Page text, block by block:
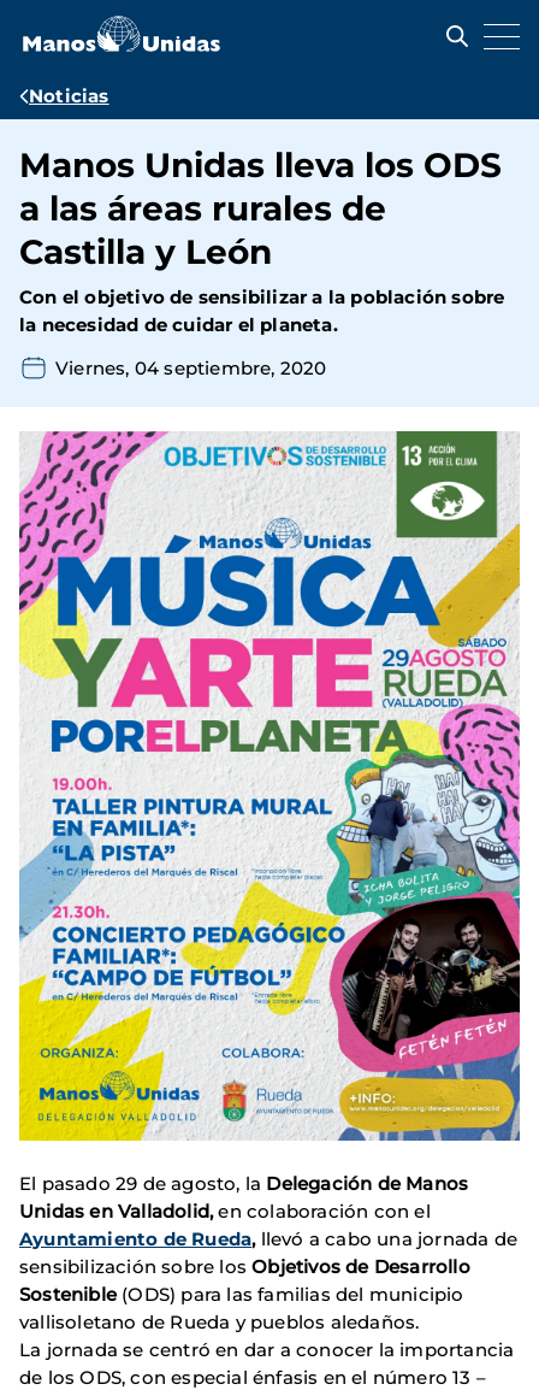
contenido
Ruta
navegación
Noticias
Manos Unidas lleva los ODS
a las áreas rurales de
Castilla y León
Con el objetivo de sensibilizar a la población sobre
la necesidad de cuidar el planeta.
Viernes, 04 septiembre, 2020
El pasado 29 de agosto, la Delegación de Manos
Unidas en Valladolid,en colaboración con el
Ayuntamiento de Rueda,llevó a cabo una jornada de
sensibilización sobre losObjetivos de Desarrollo
Sostenible(ODS) para las familias del municipio
vallisoletano de Rueda y pueblos aledaños.
La jornada se centró en dar a conocer la importancia
de los ODS, con especial énfasis en el número 13 –